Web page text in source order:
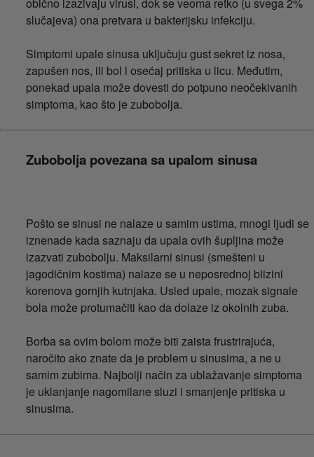
slučajeva) ona pretvara u bakterijsku infekciju.
Simptomi upale sinusa uključuju gust sekret iz nosa,
zapušen nos, ili bol i osećaj pritiska u licu. Međutim,
ponekad upala može dovesti do potpuno neočekivanih
simptoma, kao što je zubobolja.
Zubobolja povezana sa upalom sinusa
Pošto se sinusi ne nalaze u samim ustima, mnogi ljudi se
iznenade kada saznaju da upala ovih šupljina može
izazvati zubobolju. Maksilarni sinusi (smešteni u
jagodičnim kostima) nalaze se u neposrednoj blizini
korenova gornjih kutnjaka. Usled upale, mozak signale
bola može protumačiti kao da dolaze iz okolnih zuba.
Borba sa ovim bolom može biti zaista frustrirajuća,
naročito ako znate da je problem u sinusima, a ne u
samim zubima. Najbolji način za ublažavanje simptoma
je uklanjanje nagomilane sluzi i smanjenje pritiska u
sinusima.